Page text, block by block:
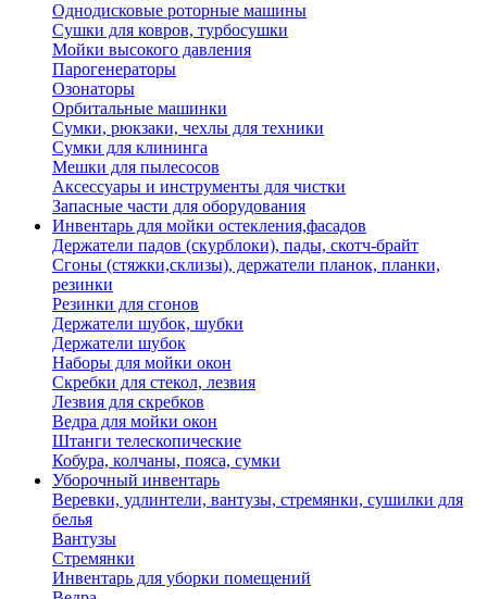
Однодисковые роторные машины
Сушки для ковров, турбосушки
Мойки высокого давления
Парогенераторы
Озонаторы
Орбитальные машинки
Сумки, рюкзаки, чехлы для техники
Сумки для клининга
Мешки для пылесосов
Аксессуары и инструменты для чистки
Запасные части для оборудования
Инвентарь для мойки остекления,фасадов
Держатели падов (скурблоки), пады, скотч-брайт
Сгоны (стяжки,склизы), держатели планок, планки,
резинки
Резинки для сгонов
Держатели шубок, шубки
Держатели шубок
Наборы для мойки окон
Скребки для стекол, лезвия
Лезвия для скребков
Ведра для мойки окон
Штанги телескопические
Кобура, колчаны, пояса, сумки
Уборочный инвентарь
Веревки, удлинтели, вантузы, стремянки, сушилки для
белья
Вантузы
Стремянки
Инвентарь для уборки помещений